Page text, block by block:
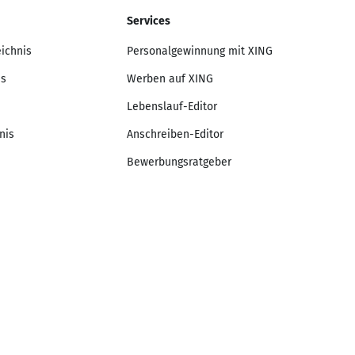
Services
Personalgewinnung mit XING
Werben auf XING
Lebenslauf-Editor
Anschreiben-Editor
Bewerbungsratgeber